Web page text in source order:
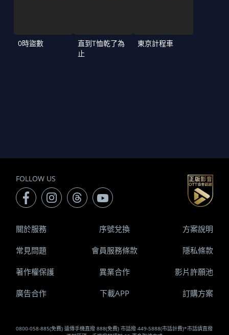
0時盜數
直到T恤乾了為
止
東京計程車
FOLLOW US
0800-058-885(免費) 遠傳手機直撥 888(免費) 市話撥 449-5888(市話計費)*市話請直撥
關於服務 序號兌換 方案說明
常見問題 會員服務條款 隱私條款
著作權保護 異業合作 影片許願池
廣告合作 下載APP 訂購方案